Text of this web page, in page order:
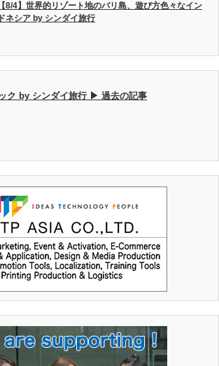
【8/4】世界的リゾート地のバリ島、遊び方色々なイン
ドネシア by シンダイ旅行
ク by シンダイ旅行 ▶ 過去の記事